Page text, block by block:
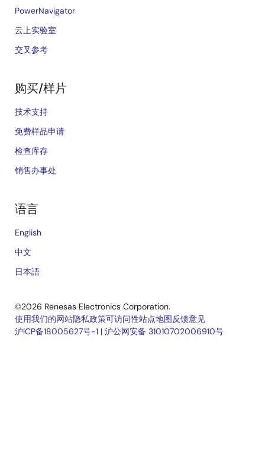
PowerNavigator
云上实验室
交叉参考
购买/样片
技术支持
免费样品申请
检查库存
销售办事处
语言
English
中文
日本語
©2026 Renesas Electronics Corporation.
Legal
使用我们的网站隐私政策可访问性站点地图反馈意见
沪ICP备18005627号-1 | 沪公网安备 31010702006910号